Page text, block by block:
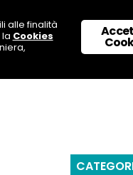
NOI
alle finalità
Cookies